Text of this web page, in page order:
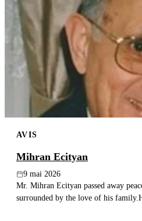
AVIS
Mihran Ecityan
9 mai 2026
Mr. Mihran Ecityan passed away
surrounded by the love of his